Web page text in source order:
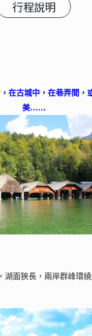
行程說明
在古城中，在巷弄間
美……
面狹長，兩岸群峰環